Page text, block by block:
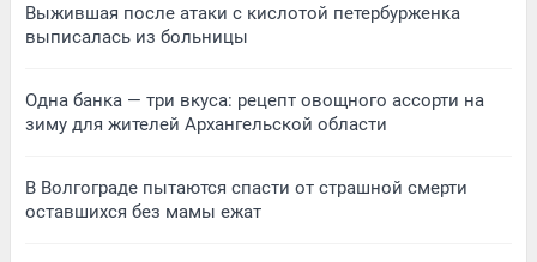
Выжившая после атаки с кислотой петербурженка
выписалась из больницы
Одна банка — три вкуса: рецепт овощного ассорти на
зиму для жителей Архангельской области
В Волгограде пытаются спасти от страшной смерти
оставшихся без мамы ежат